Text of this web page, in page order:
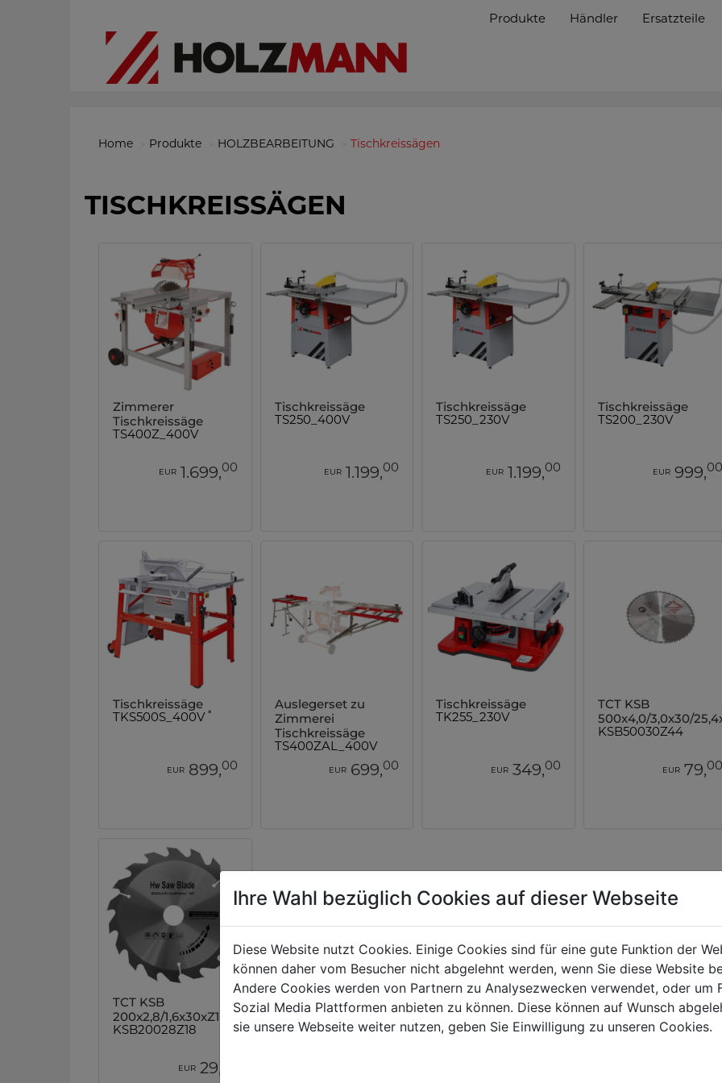
Produkte Händler Ersatzteile
Home Produkte HOLZBEARBEITUNG Tischkreissägen
TISCHKREISSÄGEN
Zimmerer
Tischkreissäge
TS400Z_400V
EUR 1.699,00
Tischkreissäge
TS250_400V
EUR 1.199,00
Tischkreissäge
TS250_230V
EUR 1.199,00
Tischkreissäge
TS200_230V
EUR 999,00
Tischkreissäge
TKS500S_400V *
EUR 899,00
Auslegerset zu
Zimmerei
Tischkreissäge
TS400ZAL_400V
EUR 699,00
Tischkreissäge
TK255_230V
EUR 349,00
TCT KSB
500x4,0/3,0x30/
KSB50030Z44
EUR 79,00
TCT KSB
200x2,8/1,6x30xZ18
KSB20028Z18
EUR 29,
Ihre Wahl bezüglich Cookies auf dieser Webseite
Diese Website nutzt Cookies. Einige Cookies sind für eine gute Funktion der
können daher vom Besucher nicht abgelehnt werden, wenn Sie diese Website
Andere Cookies werden von Partnern zu Analysezwecken verwendet, oder um
Sozial Media Plattformen anbieten zu können. Diese können auf Wunsch
sie unsere Webseite weiter nutzen, geben Sie Einwilligung zu unseren Cookies.